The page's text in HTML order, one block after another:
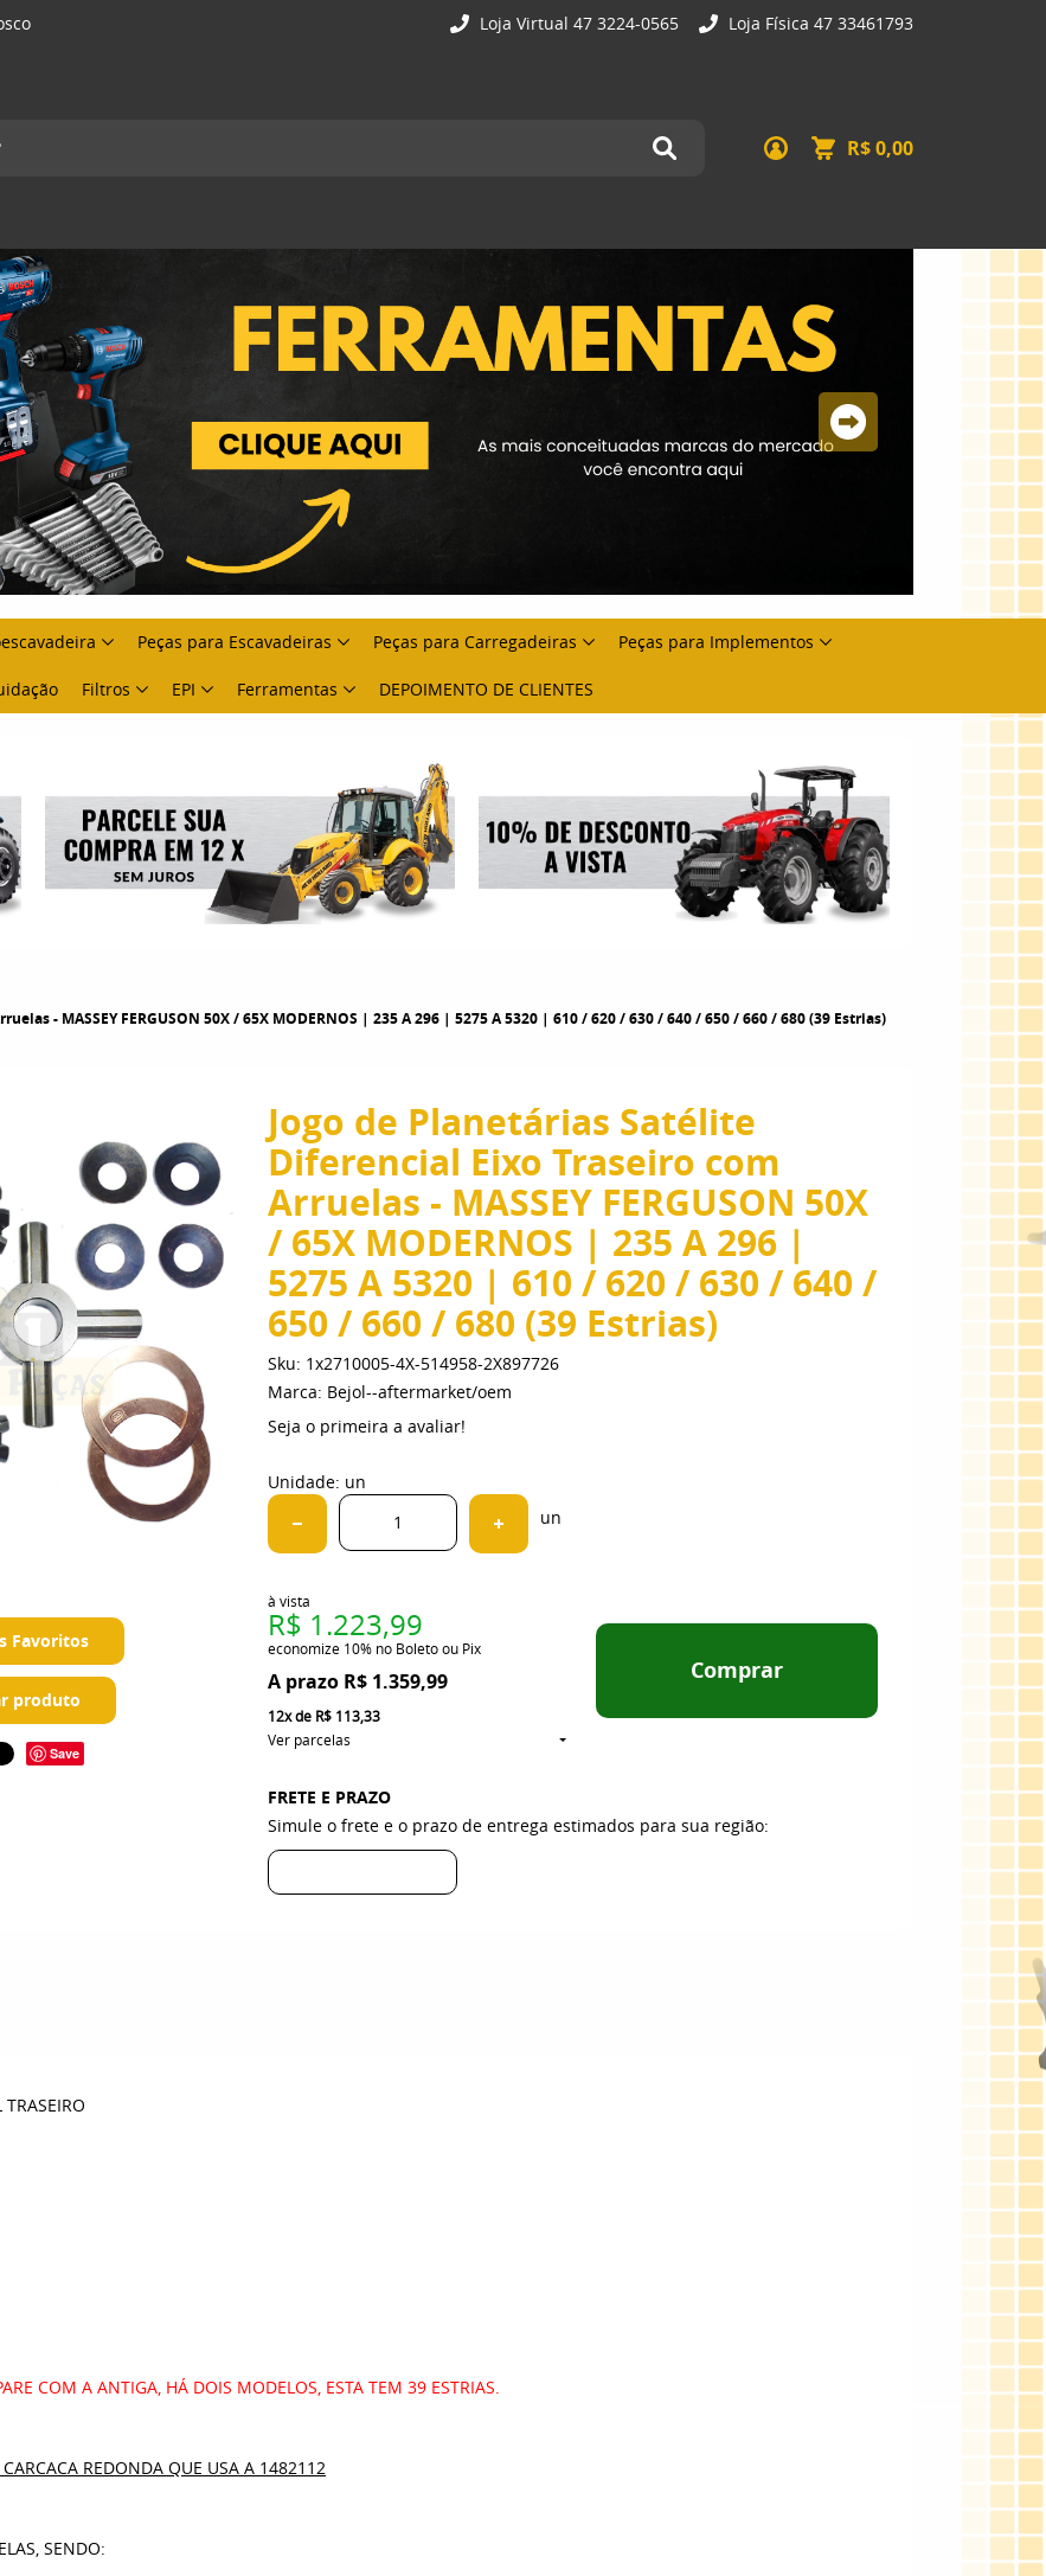
Loja Virtual 47 3224-0565 Loja Física 47 33461793
R$ 0,00
Peças para Escavadeiras Peças para Carregadeiras Peças para Implementos
Filtros EPI Ferramentas DEPOIMENTO DE CLIENTES
- MASSEY FERGUSON 50X / 65X MODERNOS | 235 A 296 | 5275 A 5320 | 610 / 620 / 630 / 640 / 650 / 660 / 680 (39 Estrias)
Favoritos
produto
Save
Jogo de Planetárias Satélite
Diferencial Eixo Traseiro com
Arruelas - MASSEY FERGUSON 50X
/ 65X MODERNOS | 235 A 296 |
5275 A 5320 | 610 / 620 / 630 / 640 /
650 / 660 / 680 (39 Estrias)
Sku: 1x2710005-4X-514958-2X897726
Marca: Bejol--aftermarket/oem
Seja o primeira a avaliar!
Unidade: un
un
R$ 1.359,99
à vista
R$ 1.223,99
economize 10% no Boleto ou Pix
12xde R$ 113,33
Ver parcelas
Comprar
FRETE E PRAZO
Simule o frete e o prazo de entrega estimados para sua região:
COM A ANTIGA, HÁ DOIS MODELOS, ESTA TEM 39 ESTRIAS.
REDONDA QUE USA A 1482112
SENDO: